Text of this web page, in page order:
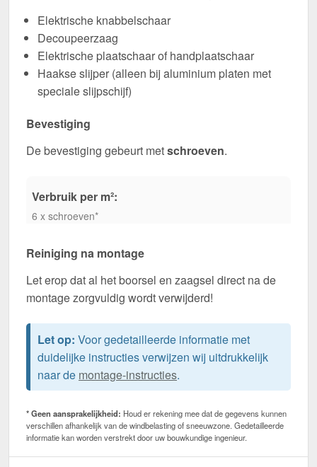
Elektrische knabbelschaar
Decoupeerzaag
Elektrische plaatschaar of handplaatschaar
Haakse slijper (alleen bij aluminium platen met
speciale slijpschijf)
Bevestiging
De bevestiging gebeurt metschroeven.
Verbruik per m²:
6 x schroeven*
Reiniging na montage
Let erop dat al het boorsel en zaagsel direct na de
montage zorgvuldig wordt verwijderd!
Let op: Voor gedetailleerde informatie met
duidelijke instructies verwijzen wij uitdrukkelijk
naar de montage-instructies.
* Geen aansprakelijkheid: Houd er rekening mee dat de gegevens kunnen
verschillen afhankelijk van de windbelasting of sneeuwzone. Gedetailleerde
informatie kan worden verstrekt door uw bouwkundige ingenieur.